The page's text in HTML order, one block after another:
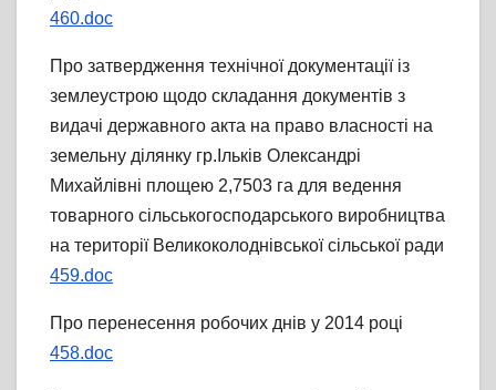
460.doc
Про затвердження технічної документації із
землеустрою щодо складання документів з
видачі державного акта на право власності на
земельну ділянку гр.Ільків Олександрі
Михайлівні площею 2,7503 га для ведення
товарного сільськогосподарського виробництва
на території Великоколоднівської сільської ради
459.doc
Про перенесення робочих днів у 2014 році
458.doc